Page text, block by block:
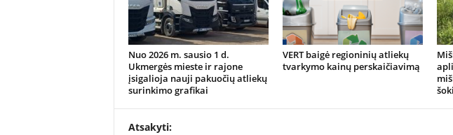
Nuo 2026 m. sausio 1 d.
Ukmergės mieste ir rajone
įsigalioja nauji pakuočių atliekų
surinkimo grafikai
VERT baigė regioninių atliekų
tvarkymo kainų perskaičiavimą
Atsakyti: